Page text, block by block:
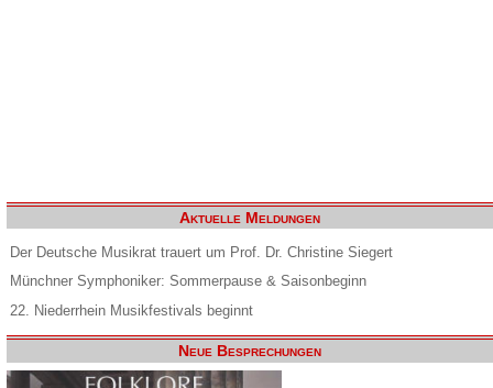
Aktuelle Meldungen
Der Deutsche Musikrat trauert um Prof. Dr. Christine Siegert
Münchner Symphoniker: Sommerpause & Saisonbeginn
22. Niederrhein Musikfestivals beginnt
Neue Besprechungen